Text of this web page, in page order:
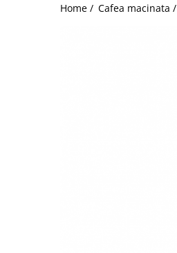
Home / Cafea macinata /